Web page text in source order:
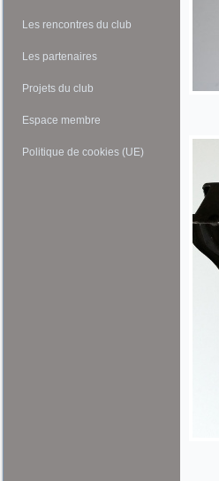
Les rencontres du club
Les partenaires
Projets du club
Espace membre
Politique de cookies (UE)